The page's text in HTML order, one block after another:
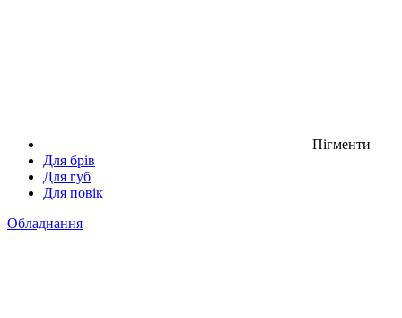
Пігменти
Для брів
Для губ
Для повік
Обладнання